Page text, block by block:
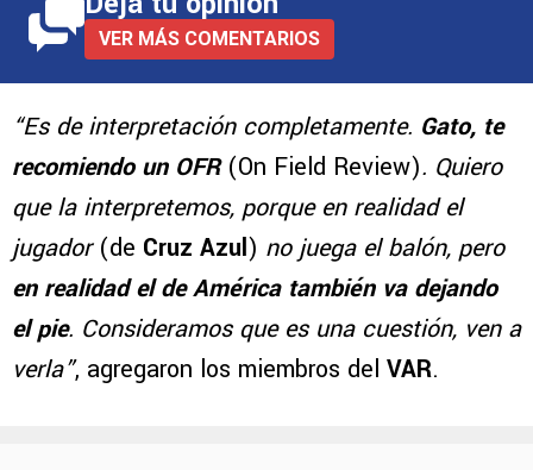
VER MÁS COMENTARIOS
“Es de interpretación completamente. Gato, te
recomiendo un OFR (On Field Review). Quiero
que la interpretemos, porque en realidad el
jugador(de Cruz Azul) no juega el balón, pero
en realidad el de América también va dejando
el pie. Consideramos que es una cuestión, ven a
verla”, agregaron los miembros del VAR.